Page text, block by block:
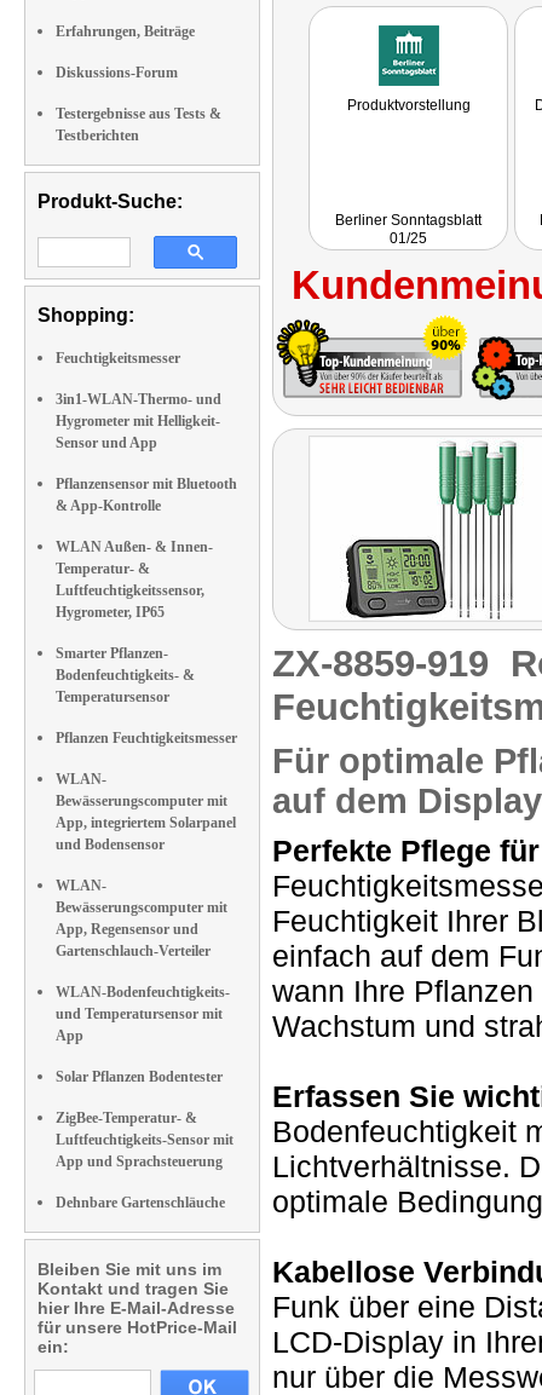
Erfahrungen, Beiträge
Diskussions-Forum
Testergebnisse aus Tests &
Testberichten
Produkt-Suche:
Shopping:
Feuchtigkeitsmesser
3in1-WLAN-Thermo- und
Hygrometer mit Helligkeit-
Sensor und App
Pflanzensensor mit Bluetooth
& App-Kontrolle
WLAN Außen- & Innen-
Temperatur- &
Luftfeuchtigkeitssensor,
Hygrometer, IP65
Smarter Pflanzen-
Bodenfeuchtigkeits- &
Temperatursensor
Pflanzen Feuchtigkeitsmesser
WLAN-
Bewässerungscomputer mit
App, integriertem Solarpanel
und Bodensensor
WLAN-
Bewässerungscomputer mit
App, Regensensor und
Gartenschlauch-Verteiler
WLAN-Bodenfeuchtigkeits-
und Temperatursensor mit
App
Solar Pflanzen Bodentester
ZigBee-Temperatur- &
Luftfeuchtigkeits-Sensor mit
App und Sprachsteuerung
Dehnbare Gartenschläuche
Bleiben Sie mit uns im
Kontakt und tragen Sie
hier Ihre E-Mail-Adresse
für unsere HotPrice-Mail
ein:
Produktvorstellung
Berliner Sonntagsblatt
01/25
ZX-8859-919
Für optimale
auf dem
Perfekte Pflege
Feuchtigkeit Ihrer
einfach auf dem
wann Ihre
Wachstum und
Erfassen Sie
Bodenfeuchtigkeit
Lichtverhältnisse.
optimale
Kabellose
Funk über eine
LCD-Display in
nur über die